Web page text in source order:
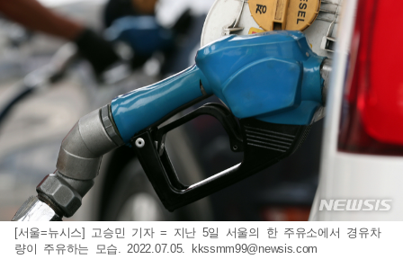
[서울=뉴시스] 고승민 기자 = 지난 5일 서울의 한 주유소에서 경유차
량이 주유하는 모습. 2022.07.05. kkssmm99@newsis.com